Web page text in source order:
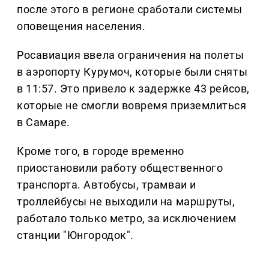
после этого в регионе сработали системы
оповещения населения.
Росавиация ввела ограничения на полеты
в аэропорту Курумоч, которые были сняты
в 11:57. Это привело к задержке 43 рейсов,
которые не смогли вовремя приземлиться
в Самаре.
Кроме того, в городе временно
приостановили работу общественного
транспорта. Автобусы, трамваи и
троллейбусы не выходили на маршруты,
работало только метро, за исключением
станции "Юнгородок".